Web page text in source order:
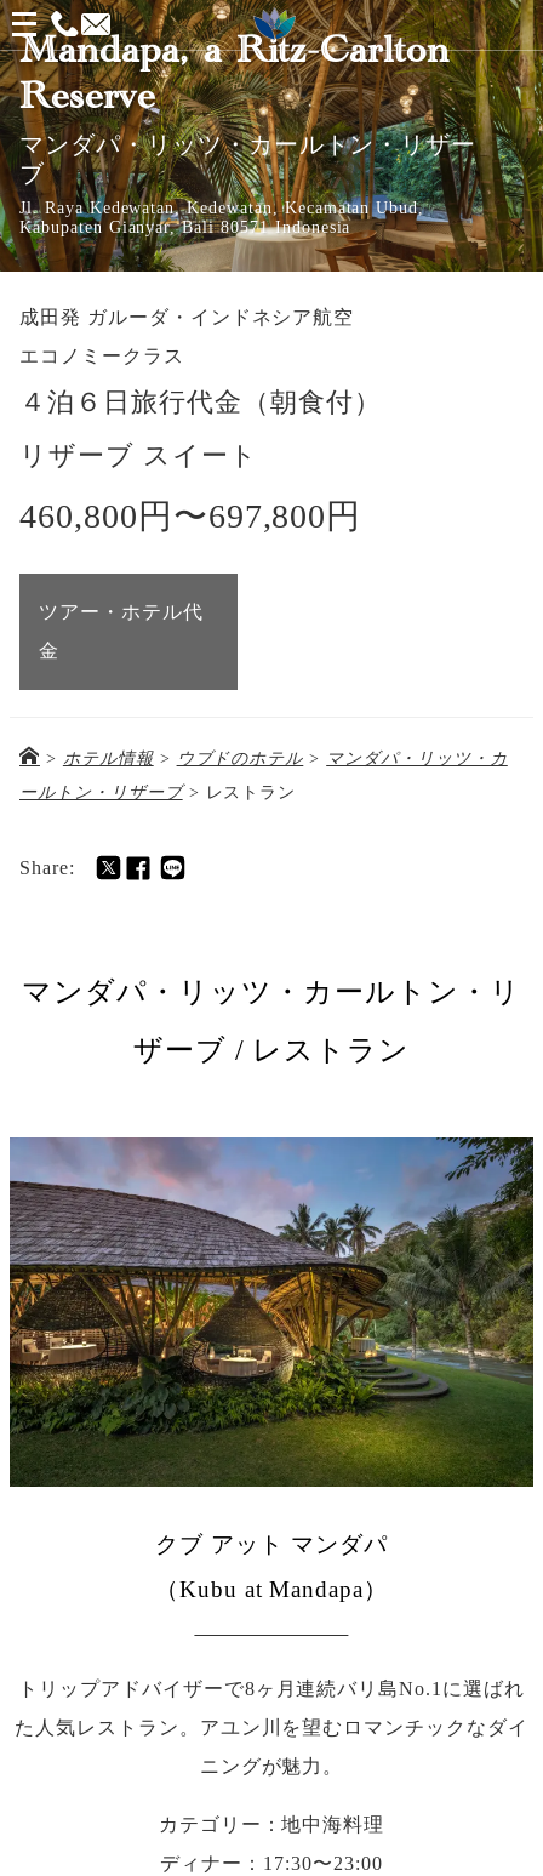
メ
ニ
ュ
ー
を
開
く
Mandapa, a Ritz-Carlton
Reserve
マンダパ・リッツ・カールトン・リザー
ブ
Jl. Raya Kedewatan, Kedewatan, Kecamatan Ubud,
Kabupaten Gianyar, Bali 80571 Indonesia
成田発 ガルーダ・インドネシア航空
エコノミークラス
４泊６日旅行代金（朝食付）
リザーブ スイート
460,800円〜697,800円
ツアー・ホテル代
金
> ホテル情報> ウブドのホテル >
マンダパ・リッツ・カ
ールトン・リザーブ> レストラン
Share:
マンダパ・リッツ・カールトン・リ
ザーブ / レストラン
クブ アット マンダパ
（Kubu at Mandapa）
トリップアドバイザーで8ヶ月連続バリ島No.1に選ばれ
た人気レストラン。アユン川を望むロマンチックなダイ
ニングが魅力。
カテゴリー：地中海料理
ディナー：17:30〜23:00